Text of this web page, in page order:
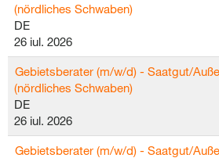
(nördliches Schwaben)
DE
26 iul. 2026
Gebietsberater (m/w/d) - Saatgut/
(nördliches Schwaben)
DE
26 iul. 2026
Gebietsberater (m/w/d) - Saatgut/